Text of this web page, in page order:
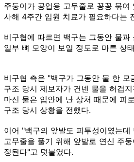
주둥이가 공업용 고무줄로 꽁꽁 묶여
사해 4주간 입원 치료가 필요하다는
비구협에 따르면 백구는 그동안 물과
일부 뼈 모양이 보일 정도로 마른 상
비구협 측은 "백구가 그동안 물 한 모
구조 당시 제보자가 건넨 물을 허겁
마신 물은 입안에 난 상처 때문에 피
구조 당시 상황을 전했다.
이어 "백구의 앞발도 피투성이였는데
고무줄을 풀기 위해 앞발로 연신 주
정된다"고 덧붙였다.